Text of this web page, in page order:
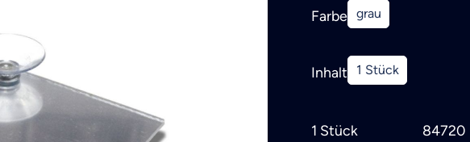
Farbe grau
Inhalt 1 Stück
1 Stück 84720